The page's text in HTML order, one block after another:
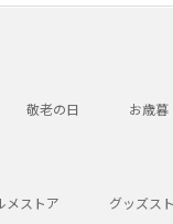
敬老の日 お歳暮
メストア グッズス